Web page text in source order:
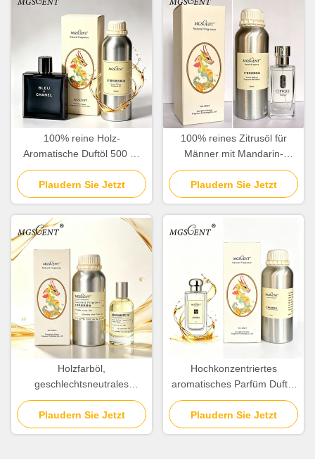
100% reine Holz-
Aromatische Duftöl 500 ml
1000 ml Großhandel Hotel-
Kollektion
Plaudern Sie Jetzt
100% reines Zitrusöl für
Männer mit Mandarin-
Orange und Cedar-Noten
Plaudern Sie Jetzt
Holzfarböl,
geschlechtsneutrales
Parfümöl und Duftöl für den
täglichen Gebrauch
Plaudern Sie Jetzt
Hochkonzentriertes
aromatisches Parfüm Duftöl
zur Schaffung von Düften
Plaudern Sie Jetzt